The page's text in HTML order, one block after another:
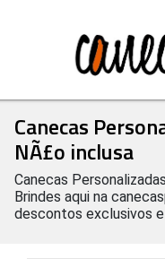
Canecas
NÃ£o inclusa
Canecas
Brindes aqui na
descontos exclusivos